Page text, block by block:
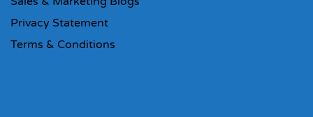
Privacy Statement
Terms & Conditions